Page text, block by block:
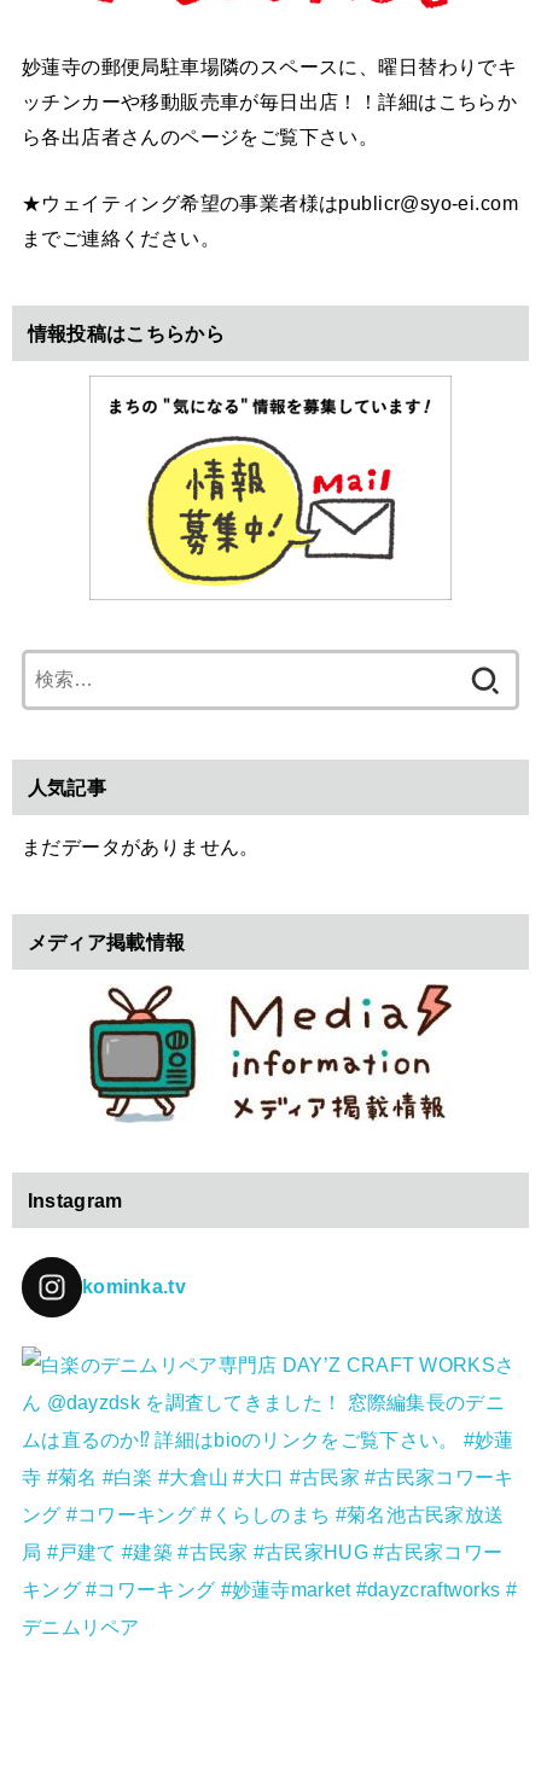
妙蓮寺の郵便局駐車場隣のスペースに、曜日替わりでキ
ッチンカーや移動販売車が毎日出店！！詳細はこちらか
ら各出店者さんのページをご覧下さい。
★ウェイティング希望の事業者様はpublicr@syo-ei.com
までご連絡ください。
情報投稿はこちらから
索:
人気記事
まだデータがありません。
メディア掲載情報
Instagram
kominka.tv